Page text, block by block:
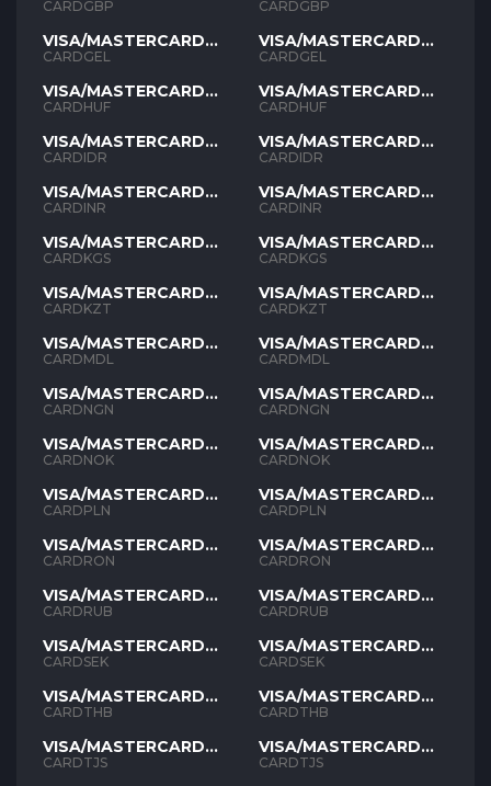
GBP
CARDGBP
VISA/MASTERCARD
GEL
CARDGEL
VISA/MASTERCARD
HUF
CARDHUF
VISA/MASTERCARD
IDR
CARDIDR
VISA/MASTERCARD
INR
CARDINR
VISA/MASTERCARD
KGS
CARDKGS
VISA/MASTERCARD
KZT
CARDKZT
VISA/MASTERCARD
MDL
CARDMDL
VISA/MASTERCARD
NGN
CARDNGN
VISA/MASTERCARD
NOK
CARDNOK
VISA/MASTERCARD
PLN
CARDPLN
VISA/MASTERCARD
RON
CARDRON
VISA/MASTERCARD
RUB
CARDRUB
VISA/MASTERCARD
SEK
CARDSEK
VISA/MASTERCARD
THB
CARDTHB
VISA/MASTERCARD
TJS
CARDTJS
GBP
CARDGBP
VISA/MASTERCARD
GEL
CARDGEL
VISA/MASTERCARD
HUF
CARDHUF
VISA/MASTERCARD
IDR
CARDIDR
VISA/MASTERCARD
INR
CARDINR
VISA/MASTERCARD
KGS
CARDKGS
VISA/MASTERCARD
KZT
CARDKZT
VISA/MASTERCARD
MDL
CARDMDL
VISA/MASTERCARD
NGN
CARDNGN
VISA/MASTERCARD
NOK
CARDNOK
VISA/MASTERCARD
PLN
CARDPLN
VISA/MASTERCARD
RON
CARDRON
VISA/MASTERCARD
RUB
CARDRUB
VISA/MASTERCARD
SEK
CARDSEK
VISA/MASTERCARD
THB
CARDTHB
VISA/MASTERCARD
TJS
CARDTJS